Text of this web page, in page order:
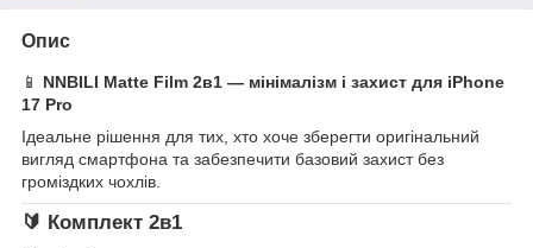
Опис
📱 NNBILI Matte Film 2в1 — мінімалізм і захист для iPhone
17 Pro
Ідеальне рішення для тих, хто хоче зберегти оригінальний
вигляд смартфона та забезпечити базовий захист без
громіздких чохлів.
🔰 Комплект 2в1